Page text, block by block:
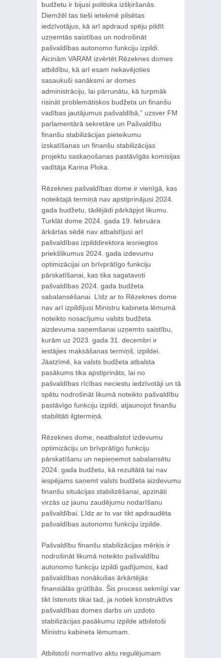
budžetu ir bijusi politiska izšķiršanās.
Diemžēl tas tieši ietekmē pilsētas
iedzīvotājus, kā arī apdraud spēju pildīt
uzņemtās saistības un nodrošināt
pašvaldības autonomo funkciju izpildi.
Aicinām VARAM izvērtēt Rēzeknes domes
atbildību, kā arī esam nekavējoties
sasaukuši sanāksmi ar domes
administrāciju, lai pārrunātu, kā turpmāk
risināt problemātiskos budžeta un finanšu
vadības jautājumus pašvaldībā,” uzsver FM
parlamentārā sekretāre un Pašvaldību
finanšu stabilizācijas pieteikumu
izskatīšanas un finanšu stabilizācijas
projektu saskaņošanas pastāvīgās komisijas
vadītāja Karina Ploka.
Rēzeknes pašvaldības dome ir vienīgā, kas
noteiktajā termiņā nav apstiprinājusi 2024.
gada budžetu, tādējādi pārkāpjot likumu.
Turklāt dome 2024. gada 19. februāra
ārkārtas sēdē nav atbalstījusi arī
pašvaldības izpilddirektora iesniegtos
priekšlikumus 2024. gada izdevumu
optimizācijai un brīvprātīgo funkciju
pārskatīšanai, kas tika sagatavoti
pašvaldības 2024. gada budžeta
sabalansēšanai. Līdz ar to Rēzeknes dome
nav arī izpildījusi Ministru kabineta lēmumā
noteikto nosacījumu valsts budžeta
aizdevuma saņemšanai uzņemto saistību,
kurām uz 2023. gada 31. decembri ir
iestājies maksāšanas termiņš, izpildei.
Jāatzīmē, ka valsts budžeta atbalsta
pasākums tika apstiprināts, lai no
pašvaldības rīcības neciestu iedzīvotāji un tā
spētu nodrošināt likumā noteikto pašvaldību
pastāvīgo funkciju izpildi, atjaunojot finanšu
stabilitāti ilgtermiņā.
Rēzeknes dome, neatbalstot izdevumu
optimizāciju un brīvprātīgo funkciju
pārskatīšanu un nepieņemot sabalansētu
2024. gada budžetu, kā rezultātā tai nav
iespējams saņemt valsts budžeta aizdevumu
finanšu situācijas stabilizēšanai, apzināti
virzās uz jaunu zaudējumu nodarīšanu
pašvaldībai. Līdz ar to var tikt apdraudēta
pašvaldības autonomo funkciju izpilde.
Pašvaldību finanšu stabilizācijas mērķis ir
nodrošināt likumā noteikto pašvaldību
autonomo funkciju izpildi gadījumos, kad
pašvaldības nonākušas ārkārtējās
finansiālās grūtībās. Šis process sekmīgi var
tikt īstenots tikai tad, ja notiek konstruktīvs
pašvaldības domes darbs un uzdoto
stabilizācijas pasākumu izpilde atbilstoši
Ministru kabineta lēmumam.
Atbilstoši normatīvo aktu regulējumam